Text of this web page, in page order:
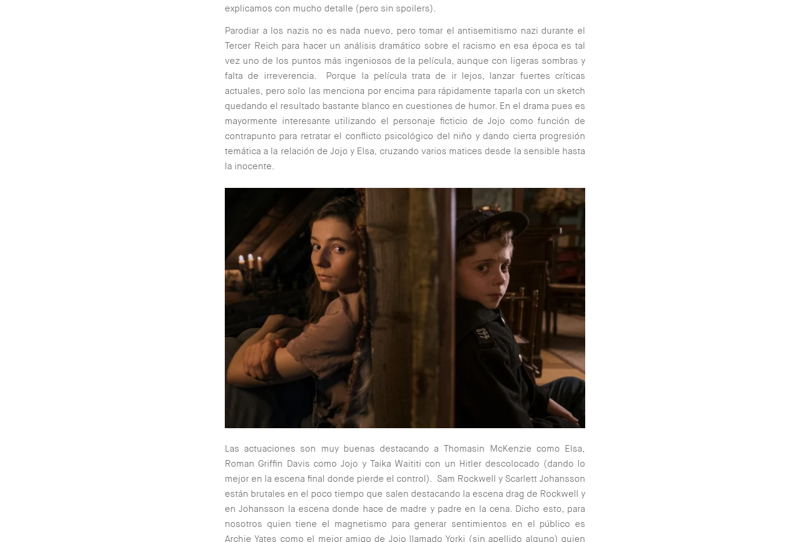
explicamos con mucho detalle (pero sin spoilers).
Parodiar a los nazis no es nada nuevo, pero tomar el antisemitismo nazi durante el
Tercer Reich para hacer un análisis dramático sobre el racismo en esa época es tal
vez uno de los puntos más ingeniosos de la película, aunque con ligeras sombras y
falta de irreverencia. Porque la película trata de ir lejos, lanzar fuertes críticas
actuales, pero solo las menciona por encima para rápidamente taparla con un sketch
quedando el resultado bastante blanco en cuestiones de humor. En el drama pues es
mayormente interesante utilizando el personaje ficticio de Jojo como función de
contrapunto para retratar el conflicto psicológico del niño y dando cierta progresión
temática a la relación de Jojo y Elsa, cruzando varios matices desde la sensible hasta
la inocente.
Las actuaciones son muy buenas destacando a Thomasin McKenzie como Elsa,
Roman Griffin Davis como Jojo y Taika Waititi con un Hitler descolocado (dando lo
mejor en la escena final donde pierde el control). Sam Rockwell y Scarlett Johansson
están brutales en el poco tiempo que salen destacando la escena drag de Rockwell y
en Johansson la escena donde hace de madre y padre en la cena. Dicho esto, para
nosotros quien tiene el magnetismo para generar sentimientos en el público es
Archie Yates como el mejor amigo de Jojo llamado Yorki (sin apellido alguno) quien